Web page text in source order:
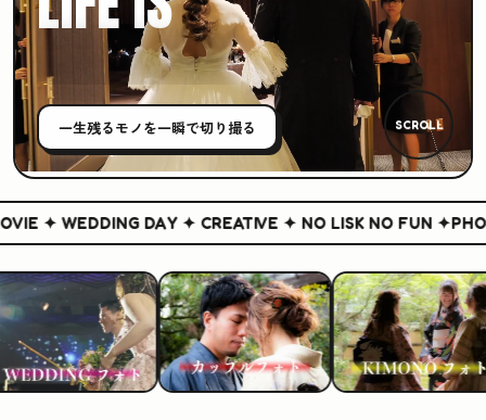
CREATIVE
一生残るモノを一瞬で切り撮る SCROLL
✦ WEDDING DAY ✦ CREATIVE ✦ NO LISK NO FUN ✦